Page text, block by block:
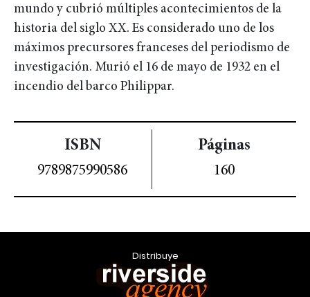
mundo y cubrió múltiples acontecimientos de la
historia del siglo XX. Es considerado uno de los
máximos precursores franceses del periodismo de
investigación. Murió el 16 de mayo de 1932 en el
incendio del barco Philippar.
ISBN
9789875990586
Páginas
160
Distribuye